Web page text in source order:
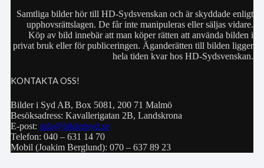
Samtliga bilder hör till HD-Sydsvenskan och är skyddade enligt
upphovsrättslagen. De får inte manipuleras eller säljas vidare.
Köp av bild innebär att man köper rätten att använda bilden i
privat bruk eller för publiceringen. Äganderätten till bilden ligger
hela tiden kvar hos HD-Sydsvenskan.
KONTAKTA OSS!
Bilder i Syd AB, Box 5081, 200 71 Malmö
Besöksadress: Kavallerigatan 2B, Landskrona
E-post: info@bilderisyd.se
Telefon: 040 – 631 14 70
Mobil (Joakim Berglund): 070 – 637 89 23